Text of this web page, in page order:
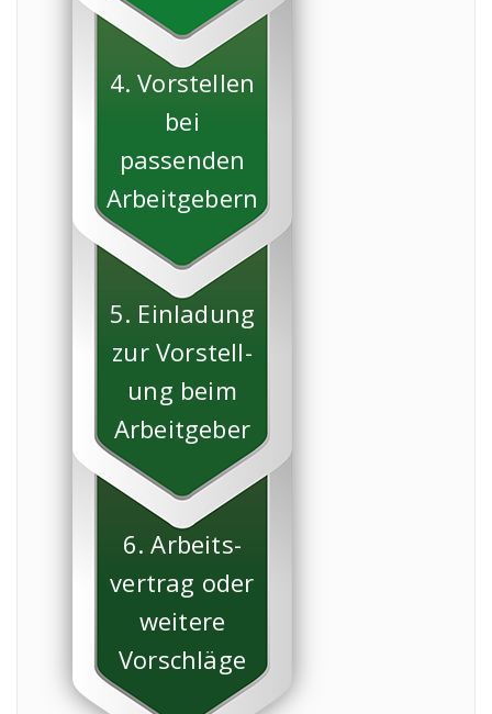
4. Vorstellen
bei
passenden
Arbeitgebern
5. Einladung
zur Vorstell-
ung beim
Arbeitgeber
6. Arbeits-
vertrag oder
weitere
Vorschläge